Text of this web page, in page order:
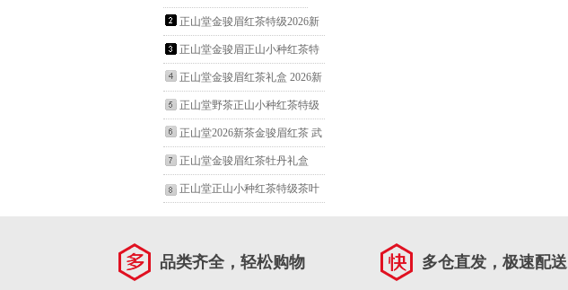
2026新茶花开富贵武夷山
特级茶叶送人送礼200g
正山堂金骏眉红茶特级2026新
茶武夷山桐木关茶叶礼盒装喜
上眉梢送礼500g
正山堂金骏眉正山小种红茶特
级茶叶2026新茶全家福礼盒组
合送礼礼品250g
正山堂金骏眉红茶礼盒 2026新
茶宋风雅韵武夷山桐木关特级
茶叶送礼102g
正山堂野茶正山小种红茶特级
茶叶礼盒装 2026新茶花开富贵
送礼礼品200g
正山堂2026新茶金骏眉红茶 武
夷山桐木关特级茶叶罐装 送礼
礼品100g
正山堂金骏眉红茶牡丹礼盒
2026新茶武夷山桐木关特级茶
正山堂正山小种红茶特级茶叶
品类齐全，轻松购物 多仓直发，极速配送